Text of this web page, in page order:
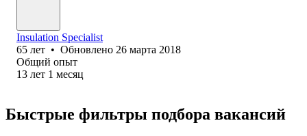
Insulation Specialist
65 лет • Обновлено 26 марта 2018
Общий опыт
13 лет 1 месяц
Быстрые фильтры подбора вакансий